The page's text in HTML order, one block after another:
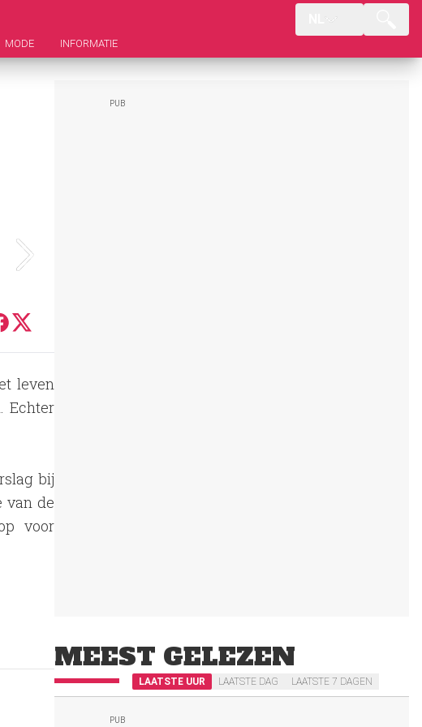
MODE INFORMATIE
leven
Echter
bij
van de
voor
MEEST GELEZEN
LAATSTE UUR LAATSTE DAG LAATSTE 7 DAGEN